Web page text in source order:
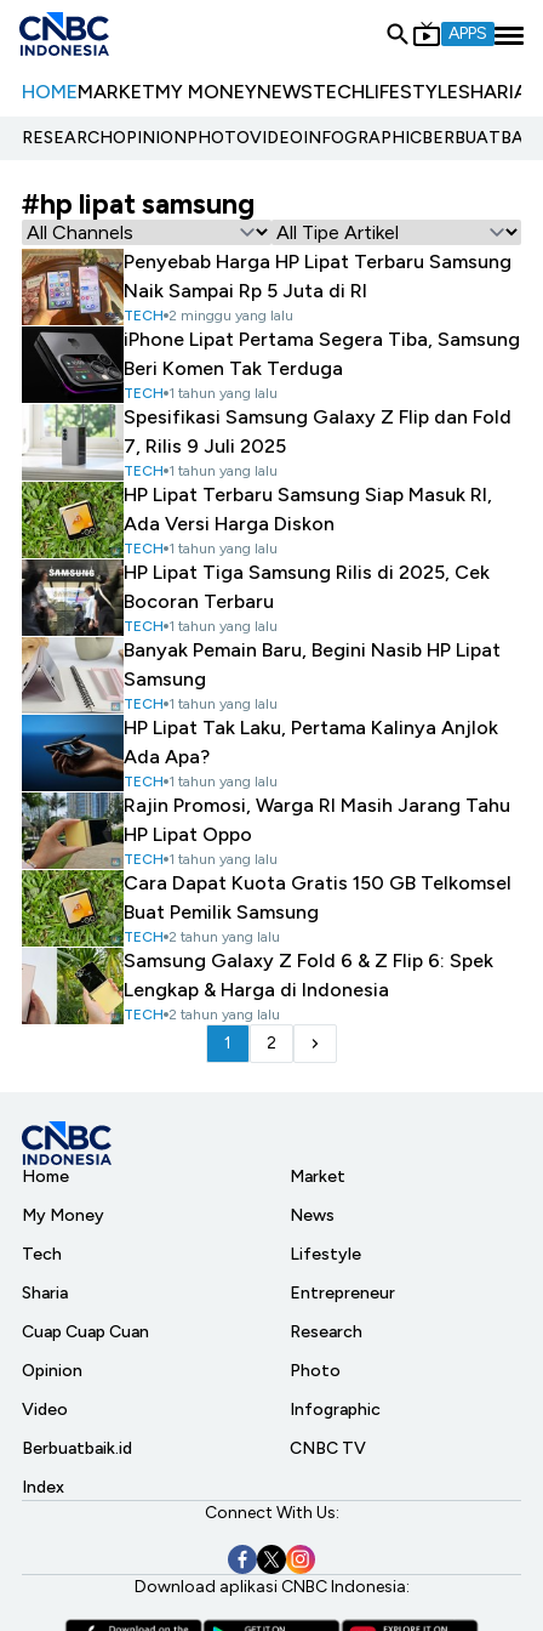
APPS
HOMEMARKETMY MONEYNEWSTECHLIFESTYLESHARIA
RESEARCHOPINIONPHOTOVIDEOINFOGRAPHIC
#hp lipat samsung
Penyebab Harga HP Lipat Terbaru Samsung
Naik Sampai Rp 5 Juta di RI
TECH 2 minggu yang lalu
iPhone Lipat Pertama Segera Tiba, Samsung
Beri Komen Tak Terduga
TECH 1 tahun yang lalu
Spesifikasi Samsung Galaxy Z Flip dan Fold
7, Rilis 9 Juli 2025
TECH 1 tahun yang lalu
HP Lipat Terbaru Samsung Siap Masuk RI,
Ada Versi Harga Diskon
TECH 1 tahun yang lalu
HP Lipat Tiga Samsung Rilis di 2025, Cek
Bocoran Terbaru
TECH 1 tahun yang lalu
Banyak Pemain Baru, Begini Nasib HP Lipat
Samsung
TECH 1 tahun yang lalu
HP Lipat Tak Laku, Pertama Kalinya Anjlok
Ada Apa?
TECH 1 tahun yang lalu
Rajin Promosi, Warga RI Masih Jarang Tahu
HP Lipat Oppo
TECH 1 tahun yang lalu
Cara Dapat Kuota Gratis 150 GB Telkomsel
Buat Pemilik Samsung
TECH 2 tahun yang lalu
Samsung Galaxy Z Fold 6 & Z Flip 6: Spek
Lengkap & Harga di Indonesia
TECH 2 tahun yang lalu
1 2
Home
My Money
Tech
Sharia
Cuap Cuap Cuan
Opinion
Video
Berbuatbaik.id
Index
Market
News
Lifestyle
Entrepreneur
Research
Photo
Infographic
CNBC TV
Connect With Us:
Download aplikasi CNBC Indonesia: